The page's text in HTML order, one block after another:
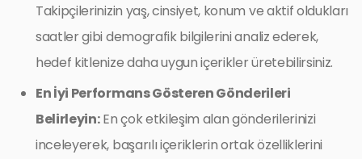
Takipçilerinizin yaş, cinsiyet, konum ve aktif oldukları
saatler gibi demografik bilgilerini analiz ederek,
hedef kitlenize daha uygun içerikler üretebilirsiniz.
En İyi Performans Gösteren Gönderileri
Belirleyin:En çok etkileşim alan gönderilerinizi
inceleyerek, başarılı içeriklerin ortak özelliklerini